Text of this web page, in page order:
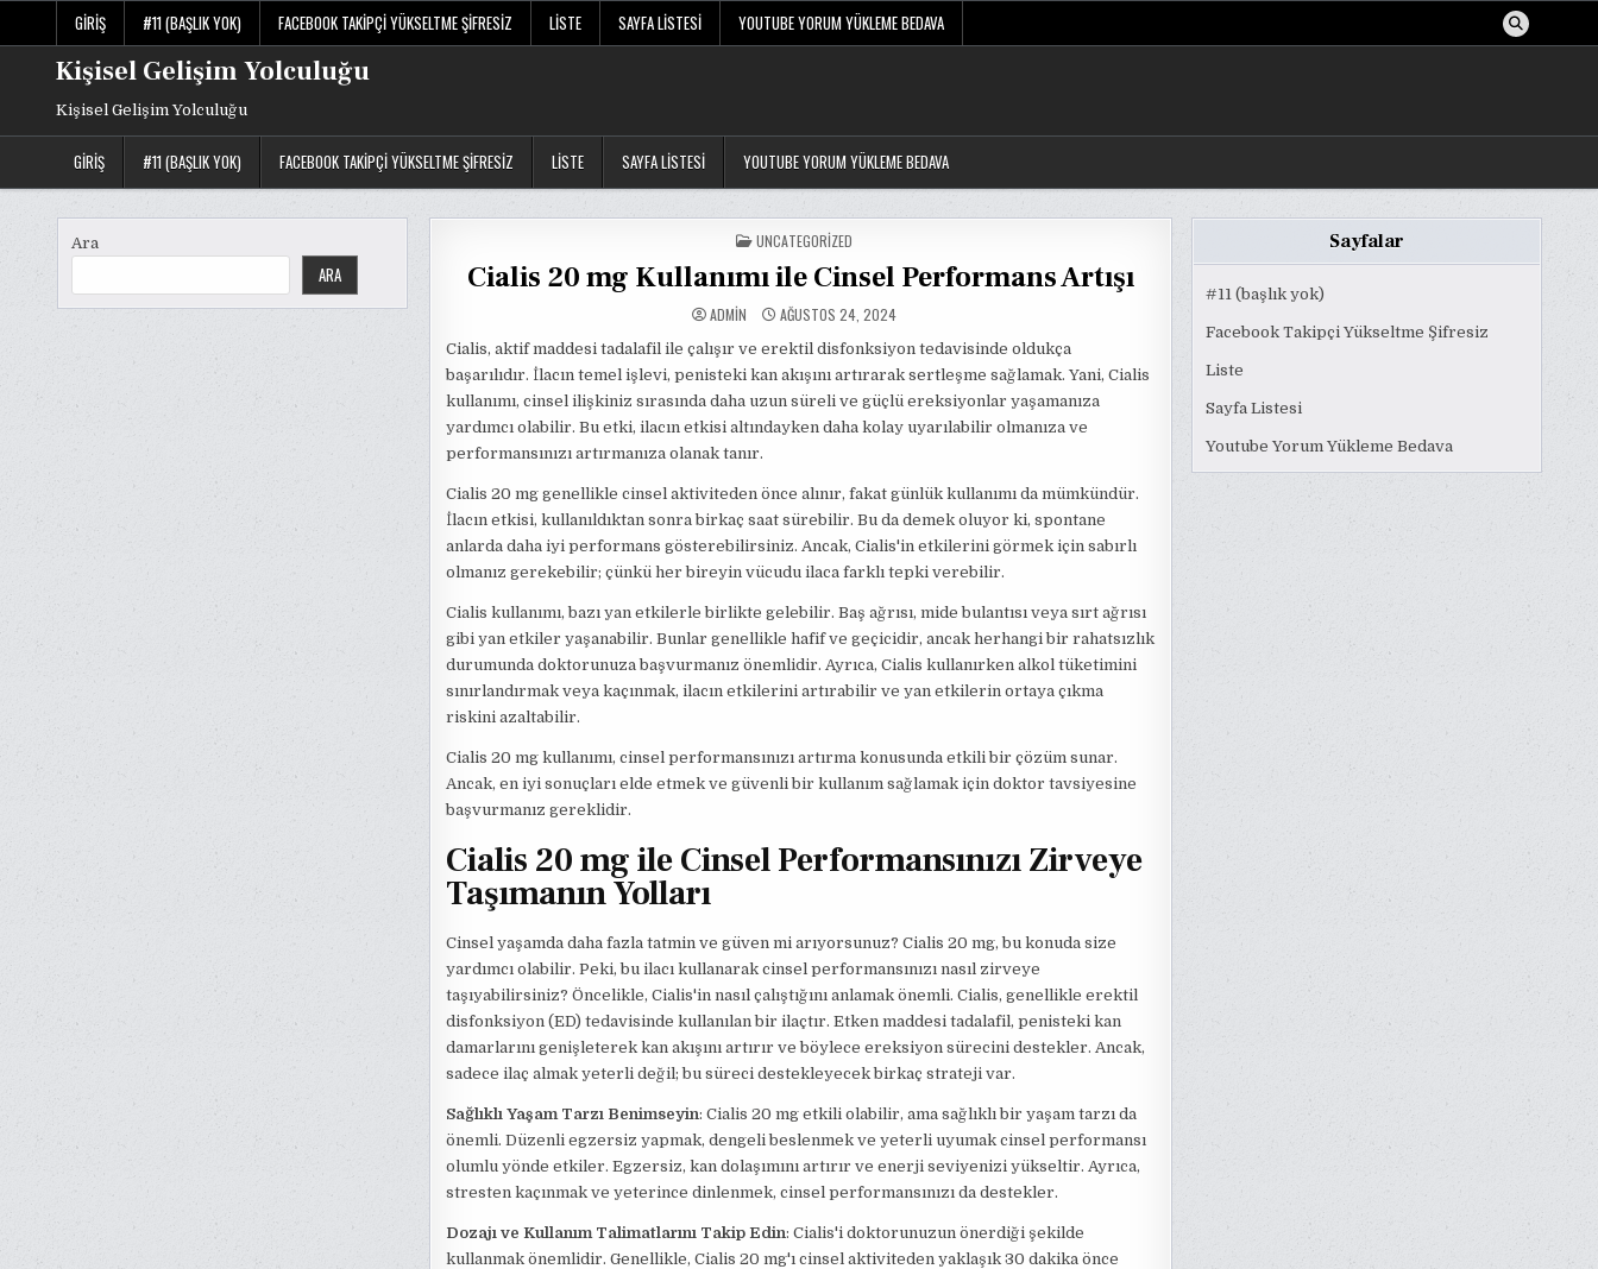
content
GIRIŞ #11 (BAŞLIK YOK) FACEBOOK TAKIPÇI YÜKSELTME ŞIFRESIZ LISTE SAYFA LISTESI YOUTUBE YORUM YÜKLEME BEDAVA
Kişisel Gelişim Yolculuğu
Kişisel Gelişim Yolculuğu
GIRIŞ #11 (BAŞLIK YOK) FACEBOOK TAKIPÇI YÜKSELTME ŞIFRESIZ LISTE SAYFA LISTESI YOUTUBE YORUM YÜKLEME BEDAVA
Ara
ARA
POSTED
IN
UNCATEGORIZED
Cialis 20 mg Kullanımı ile Cinsel Performans Artışı
ADMIN AĞUSTOS 24, 2024
Cialis, aktif maddesi tadalafil ile çalışır ve erektil disfonksiyon tedavisinde oldukça
başarılıdır. İlacın temel işlevi, penisteki kan akışını artırarak sertleşme sağlamak. Yani, Cialis
kullanımı, cinsel ilişkiniz sırasında daha uzun süreli ve güçlü ereksiyonlar yaşamanıza
yardımcı olabilir. Bu etki, ilacın etkisi altındayken daha kolay uyarılabilir olmanıza ve
performansınızı artırmanıza olanak tanır.
Cialis 20 mg genellikle cinsel aktiviteden önce alınır, fakat günlük kullanımı da mümkündür.
İlacın etkisi, kullanıldıktan sonra birkaç saat sürebilir. Bu da demek oluyor ki, spontane
anlarda daha iyi performans gösterebilirsiniz. Ancak, Cialis'in etkilerini görmek için sabırlı
olmanız gerekebilir; çünkü her bireyin vücudu ilaca farklı tepki verebilir.
Cialis kullanımı, bazı yan etkilerle birlikte gelebilir. Baş ağrısı, mide bulantısı veya sırt ağrısı
gibi yan etkiler yaşanabilir. Bunlar genellikle hafif ve geçicidir, ancak herhangi bir rahatsızlık
durumunda doktorunuza başvurmanız önemlidir. Ayrıca, Cialis kullanırken alkol tüketimini
sınırlandırmak veya kaçınmak, ilacın etkilerini artırabilir ve yan etkilerin ortaya çıkma
riskini azaltabilir.
Cialis 20 mg kullanımı, cinsel performansınızı artırma konusunda etkili bir çözüm sunar.
Ancak, en iyi sonuçları elde etmek ve güvenli bir kullanım sağlamak için doktor tavsiyesine
başvurmanız gereklidir.
Cialis 20 mg ile Cinsel Performansınızı Zirveye
Taşımanın Yolları
Cinsel yaşamda daha fazla tatmin ve güven mi arıyorsunuz? Cialis 20 mg, bu konuda size
yardımcı olabilir. Peki, bu ilacı kullanarak cinsel performansınızı nasıl zirveye
taşıyabilirsiniz? Öncelikle, Cialis'in nasıl çalıştığını anlamak önemli. Cialis, genellikle erektil
disfonksiyon (ED) tedavisinde kullanılan bir ilaçtır. Etken maddesi tadalafil, penisteki kan
damarlarını genişleterek kan akışını artırır ve böylece ereksiyon sürecini destekler. Ancak,
sadece ilaç almak yeterli değil; bu süreci destekleyecek birkaç strateji var.
Sağlıklı Yaşam Tarzı Benimseyin: Cialis 20 mg etkili olabilir, ama sağlıklı bir yaşam tarzı da
önemli. Düzenli egzersiz yapmak, dengeli beslenmek ve yeterli uyumak cinsel performansı
olumlu yönde etkiler. Egzersiz, kan dolaşımını artırır ve enerji seviyenizi yükseltir. Ayrıca,
stresten kaçınmak ve yeterince dinlenmek, cinsel performansınızı da destekler.
Dozajı ve Kullanım Talimatlarını Takip Edin: Cialis'i doktorunuzun önerdiği şekilde
kullanmak önemlidir. Genellikle, Cialis 20 mg'ı cinsel aktiviteden yaklaşık 30 dakika önce
Sayfalar
#11 (başlık yok)
Facebook Takipçi Yükseltme Şifresiz
Liste
Sayfa Listesi
Youtube Yorum Yükleme Bedava